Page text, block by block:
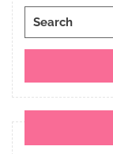
Search